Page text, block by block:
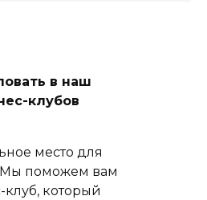
в наш
клубов
место для
Мы поможем вам
который